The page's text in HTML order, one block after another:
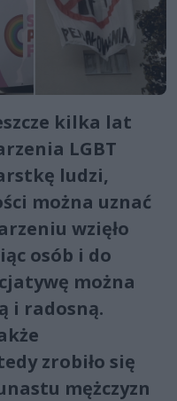
kilka lat
LGBT
ludzi,
można uznać
wzięło
osób i do
można
i radosną.
zrobiło się
mężczyzn